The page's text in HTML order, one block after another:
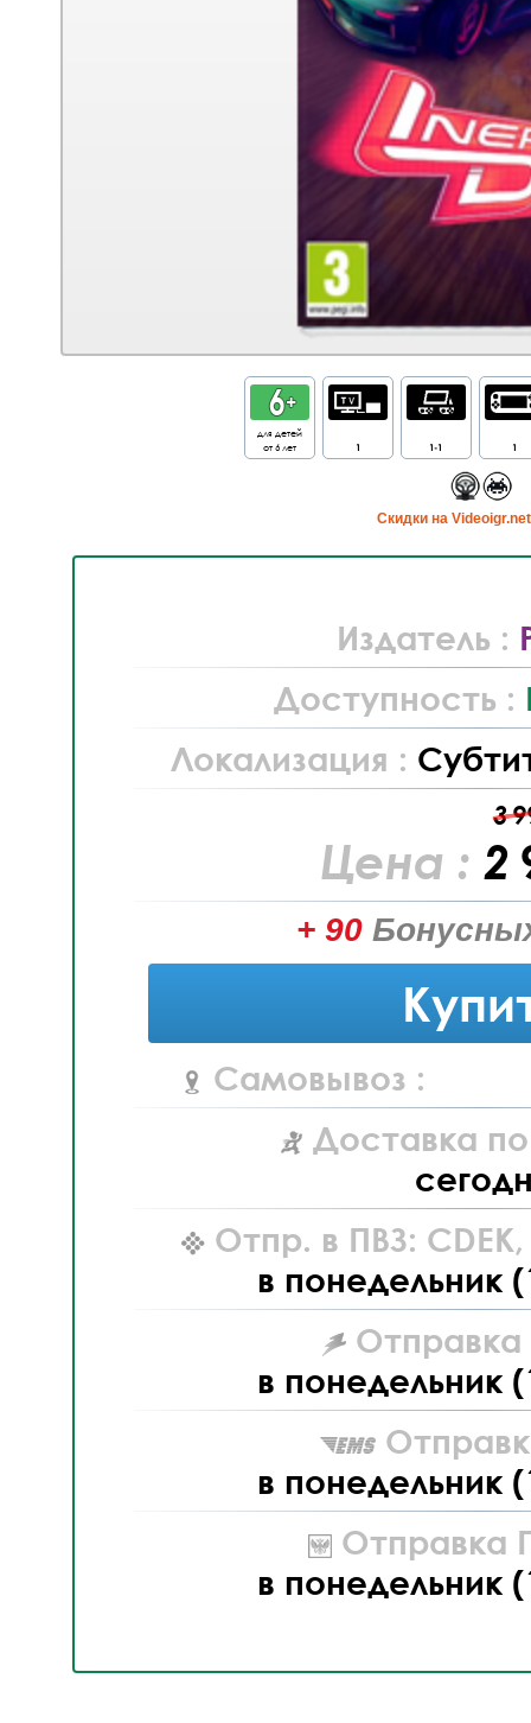
для детей
от 6 лет
1 1-1 1
Cкидки на
Издатель :
Доступность :
Локализация :
3
Цена : 2
+ 90
Самовывоз :
Доставка
Отпр. в ПВЗ: CDEK,
в понедельник
Отправка
в понедельник
в понедельник
Отправка
в понедельник